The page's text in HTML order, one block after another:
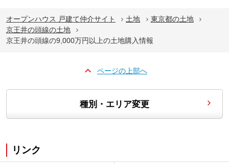
オープンハウス 戸建て仲介サイト 土地
東京都の土地
京王井の頭線の土地
京王井の頭線の9,000万円以上の土地購入情報
ページの上部へ
種別・エリア変更
リンク